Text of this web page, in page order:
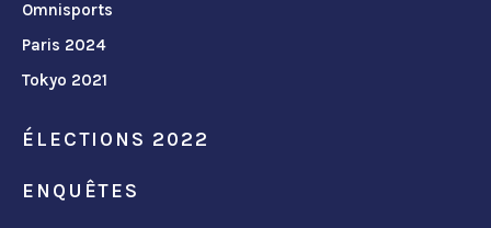
Omnisports
Paris 2024
Tokyo 2021
ÉLECTIONS 2022
ENQUÊTES